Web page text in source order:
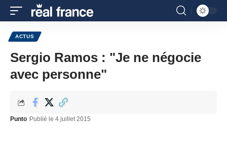
ACTUS
Sergio Ramos : "Je ne négocie
avec personne"
Punto Publié le 4 juillet 2015